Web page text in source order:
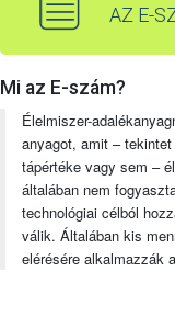
AZ E-
Mi az E-szám?
Élelmiszer-
anyagot, amit –
tápértéke vagy sem –
általában nem
technológiai célból
válik. Általában kis
elérésére alkalmazzák